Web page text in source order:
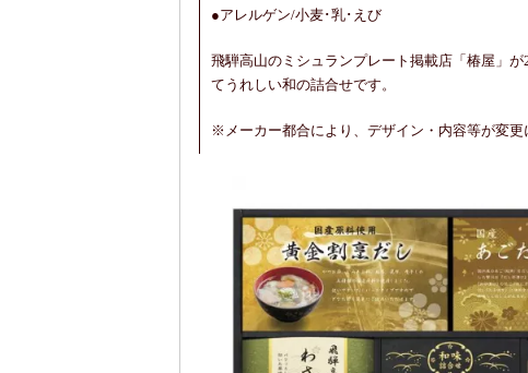
●アレルゲン/小麦･乳･えび
飛騨高山のミシュランプレート掲載店「椿屋」
てうれしい和の詰合せです。
※メーカー都合により、デザイン・内容等が変更